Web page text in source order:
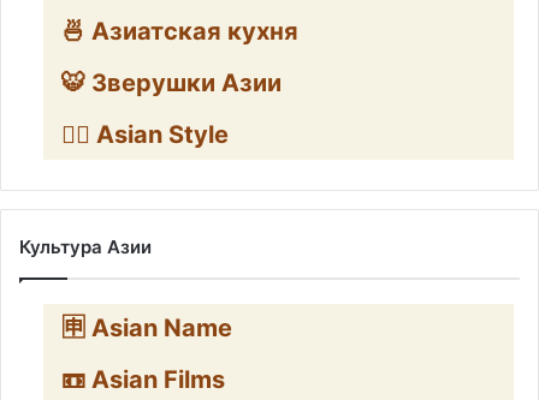
🍜 Азиатская кухня
🐯 Зверушки Азии
🧛‍♂️ Asian Style
Культура Азии
🈸 Asian Name
📼 Asian Films